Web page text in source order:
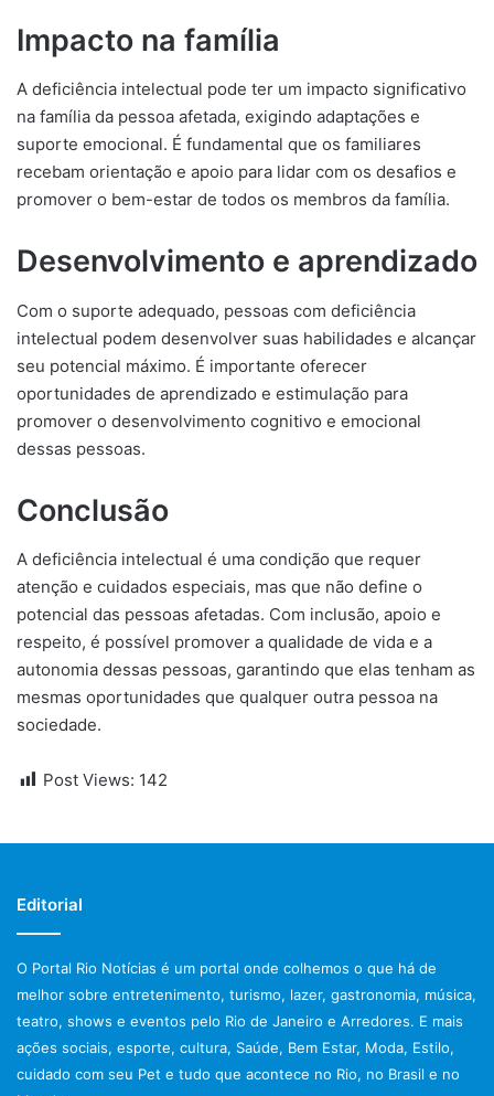
Impacto na família
A deficiência intelectual pode ter um impacto significativo
na família da pessoa afetada, exigindo adaptações e
suporte emocional. É fundamental que os familiares
recebam orientação e apoio para lidar com os desafios e
promover o bem-estar de todos os membros da família.
Desenvolvimento e aprendizado
Com o suporte adequado, pessoas com deficiência
intelectual podem desenvolver suas habilidades e alcançar
seu potencial máximo. É importante oferecer
oportunidades de aprendizado e estimulação para
promover o desenvolvimento cognitivo e emocional
dessas pessoas.
Conclusão
A deficiência intelectual é uma condição que requer
atenção e cuidados especiais, mas que não define o
potencial das pessoas afetadas. Com inclusão, apoio e
respeito, é possível promover a qualidade de vida e a
autonomia dessas pessoas, garantindo que elas tenham as
mesmas oportunidades que qualquer outra pessoa na
sociedade.
Post Views: 142
Editorial
O Portal Rio Notícias é um portal onde colhemos o que há de
melhor sobre entretenimento, turismo, lazer, gastronomia, música,
teatro, shows e eventos pelo Rio de Janeiro e Arredores. E mais
ações sociais, esporte, cultura, Saúde, Bem Estar, Moda, Estilo,
cuidado com seu Pet e tudo que acontece no Rio, no Brasil e no